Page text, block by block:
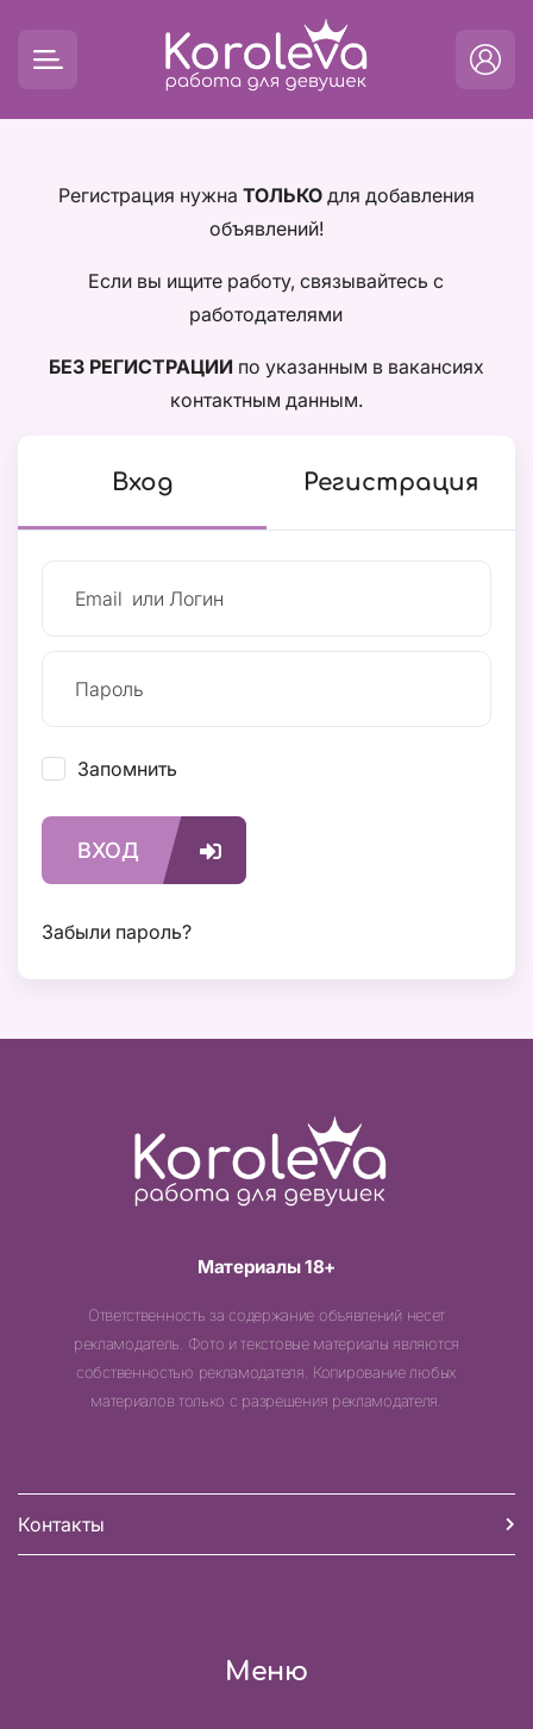
Регистрация нужна ТОЛЬКОдля добавления
объявлений!
Если вы ищите работу, связывайтесь с
работодателями
БЕЗ РЕГИСТРАЦИИ по указанным в вакансиях
контактным данным.
Вход Регистрация
Запомнить
ВХОД
Забыли пароль?
Материалы 18+
Ответственность за содержание объявлений несет
рекламодатель. Фото и текстовые материалы являются
собственностью рекламодателя. Копирование любых
материалов только с разрешения рекламодателя.
Контакты
Меню